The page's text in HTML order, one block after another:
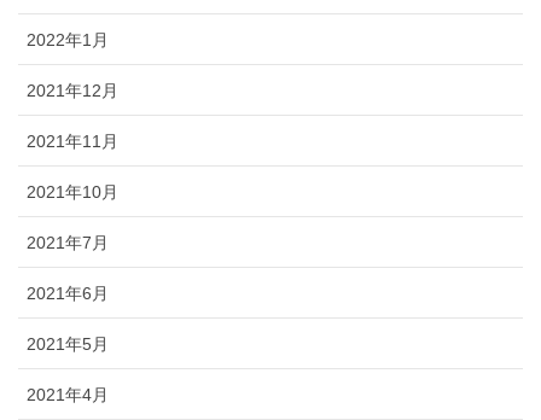
2022年1月
2021年12月
2021年11月
2021年10月
2021年7月
2021年6月
2021年5月
2021年4月